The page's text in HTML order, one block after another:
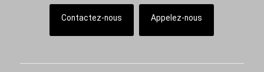
Contactez-nous Appelez-nous